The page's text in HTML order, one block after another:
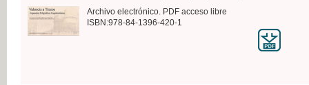
Archivo electrónico. PDF acceso libre
ISBN:978-84-1396-420-1